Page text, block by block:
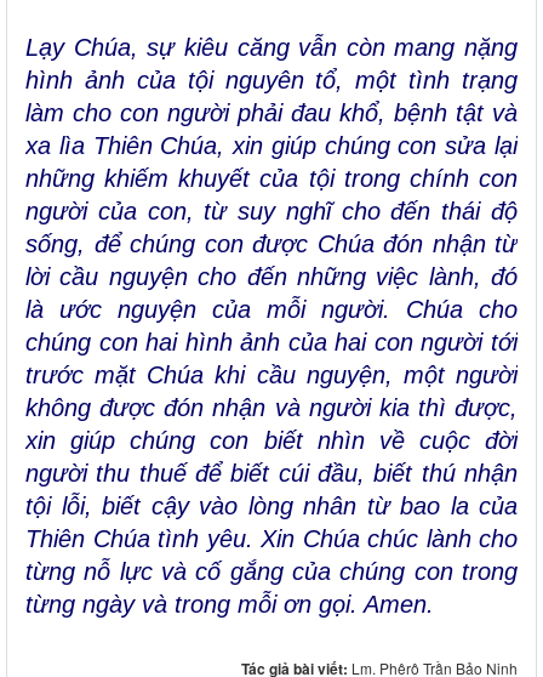
Lạy Chúa, sự kiêu căng vẫn còn mang nặng
hình ảnh của tội nguyên tổ, một tình trạng
làm cho con người phải đau khổ, bệnh tật và
xa lìa Thiên Chúa, xin giúp chúng con sửa lại
những khiếm khuyết của tội trong chính con
người của con, từ suy nghĩ cho đến thái độ
sống, để chúng con được Chúa đón nhận từ
lời cầu nguyện cho đến những việc lành, đó
là ước nguyện của mỗi người. Chúa cho
chúng con hai hình ảnh của hai con người tới
trước mặt Chúa khi cầu nguyện, một người
không được đón nhận và người kia thì được,
xin giúp chúng con biết nhìn về cuộc đời
người thu thuế để biết cúi đầu, biết thú nhận
tội lỗi, biết cậy vào lòng nhân từ bao la của
Thiên Chúa tình yêu. Xin Chúa chúc lành cho
từng nỗ lực và cố gắng của chúng con trong
từng ngày và trong mỗi ơn gọi. Amen.
Tác giả bài viết: Lm. Phêrô Trần Bảo Ninh